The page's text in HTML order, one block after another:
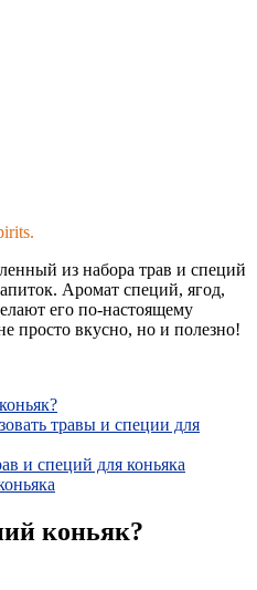
из набора трав и специй
Аромат специй, ягод,
его по-настоящему
просто вкусно, но и полезно!
травы и специи для
и специй для коньяка
коньяк?